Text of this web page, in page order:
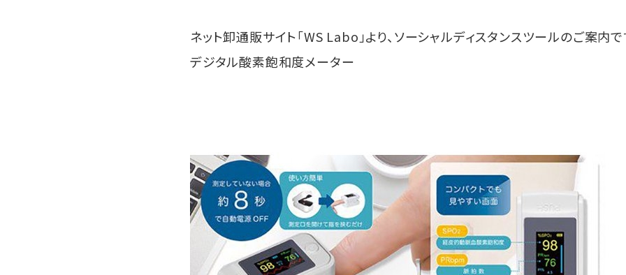
ネット卸通販サイト「WS Labo」より、ソーシャルディスタンスツールのご案内で
デジタル酸素飽和度メーター